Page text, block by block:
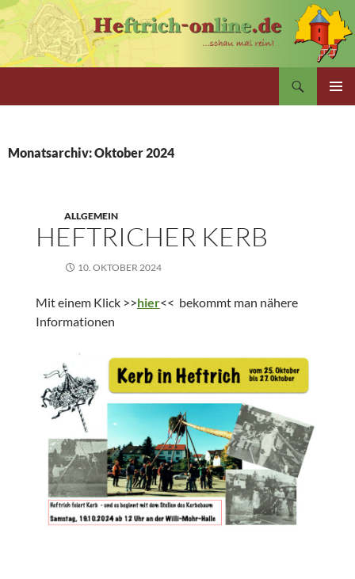
Zum
Inhalt
springen
Monatsarchiv: Oktober 2024
ALLGEMEIN
HEFTRICHER KERB
10. OKTOBER 2024
Mit einem Klick >>hier<< bekommt man nähere
Informationen